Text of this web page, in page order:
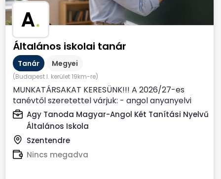
A.
Általános iskolai tanár
Tanár Megyei
(Budapest I. kerület 19km-re)
MUNKATÁRSAKAT KERESÜNK!!! A 2026/27-es
tanévtől szeretettel várjuk: - angol anyanyelvi
(nem csak anyanyelvi...
Agy Tanoda Magyar-Angol Két Tanítási Nyelvű
Általános Iskola
Szentendre
Nincs megadva